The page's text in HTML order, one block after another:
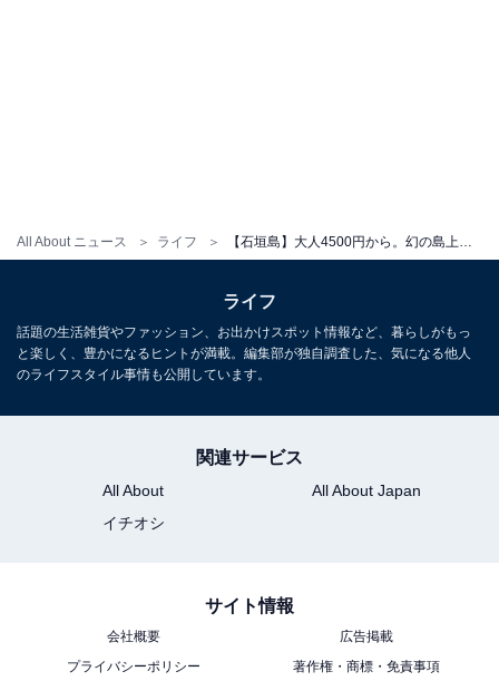
All About ニュース ライフ
907-0021 沖縄県石垣市名蔵1356-91（送迎あり）
楽天トラベルで予約する
ライフ
話題の生活雑貨やファッション、お出かけスポット情報など、暮らしがもっ
と楽しく、豊かになるヒントが満載。編集部が独自調査した、気になる他人
のライフスタイル事情も公開しています。
関連サービス
All About
All About Japan
イチオシ
サイト情報
会社概要
広告掲載
プライバシーポリシー
著作権・商標・免責事項